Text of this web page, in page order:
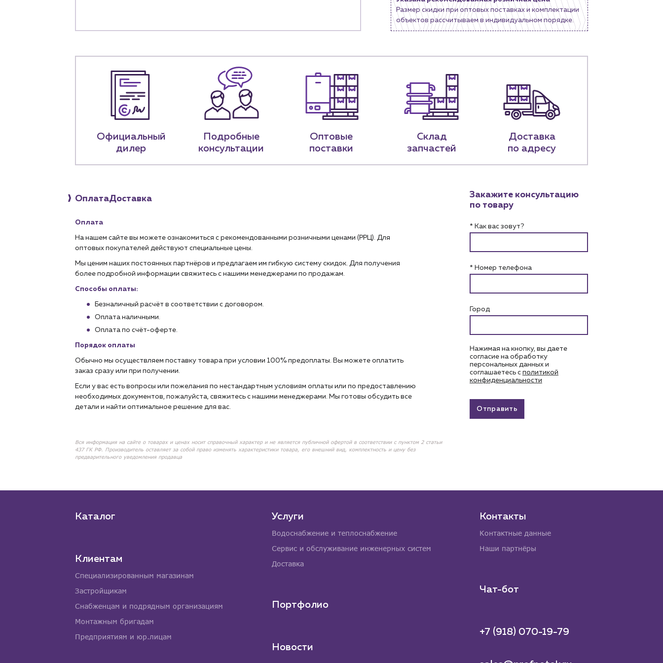
Размер скидки при оптовых поставках и комплектации
объектов рассчитываем в индивидуальном порядке.
Официальный
дилер
Подробные
консультации
Оптовые
поставки
Склад
запчастей
Доставка
по адресу
ОплатаДоставка
Оплата
На нашем сайте вы можете ознакомиться с рекомендованными розничными ценами (РРЦ). Для
оптовых покупателей действуют специальные цены.
Мы ценим наших постоянных партнёров и предлагаем им гибкую систему скидок. Для получения
более подробной информации свяжитесь с нашими менеджерами по продажам.
Способы оплаты:
Безналичный расчёт в соответствии с договором.
Оплата наличными.
Оплата по счёт-оферте.
Порядок оплаты
Обычно мы осуществляем поставку товара при условии 100% предоплаты. Вы можете оплатить
заказ сразу или при получении.
Если у вас есть вопросы или пожелания по нестандартным условиям оплаты или по предоставлению
необходимых документов, пожалуйста, свяжитесь с нашими менеджерами. Мы готовы обсудить все
детали и найти оптимальное решение для вас.
Вся информация на сайте о товарах и ценах носит справочный характер и не является публичной офертой в соответствии с пунктом 2 статьи
437 ГК РФ. Производитель оставляет за собой право изменять характеристики товара, его внешний вид, комплектность и цену без
предварительного уведомления продавца
Закажите консультацию
по товару
* Как вас зовут?
* Номер телефона
Город
Нажимая на кнопку, вы даете
согласие на обработку
персональных данных и
соглашаетесь c политикой
конфиденциальности
Отправить
Каталог
Клиентам
Специализированным магазинам
Застройщикам
Снабженцам и подрядным организациям
Монтажным бригадам
Предприятиям и юр.лицам
Услуги
Водоснабжение и теплоснабжение
Сервис и обслуживание инженерных систем
Доставка
Портфолио
Новости
Контакты
Контактные данные
Наши партнёры
Чат-бот
+7 (918) 070-19-79